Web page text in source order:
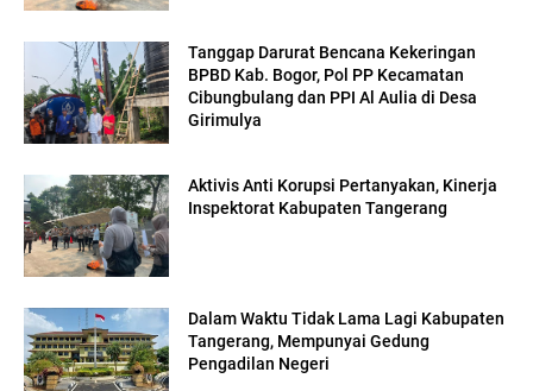
Tanggap Darurat Bencana Kekeringan
BPBD Kab. Bogor, Pol PP Kecamatan
Cibungbulang dan PPI Al Aulia di Desa
Girimulya
Aktivis Anti Korupsi Pertanyakan, Kinerja
Inspektorat Kabupaten Tangerang
Dalam Waktu Tidak Lama Lagi Kabupaten
Tangerang, Mempunyai Gedung
Pengadilan Negeri